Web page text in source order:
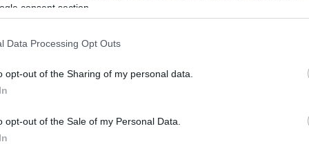
consent section.
Data Processing Opt Outs
opt-out of the Sharing of my personal data.
opt-out of the Sale of my Personal Data.